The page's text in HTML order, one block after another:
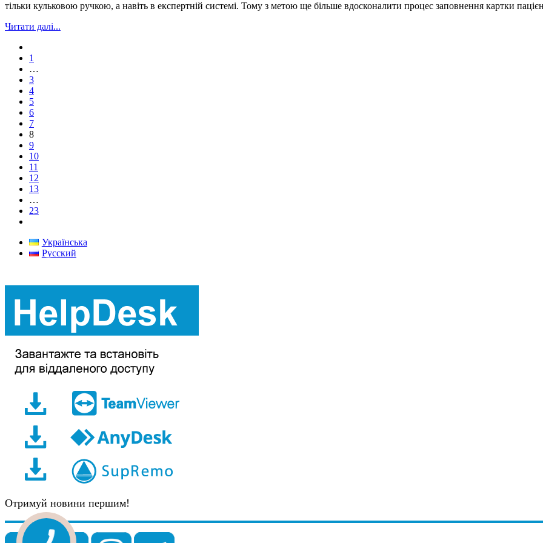
тільки кульковою ручкою, а навіть в експертній системі. Тому з метою ще більше вдосконалити процес заповнення картки
Читати далі...
1
…
3
4
5
6
7
8
9
10
11
12
13
…
23
Українська
Русский
Отримуй новини першим!